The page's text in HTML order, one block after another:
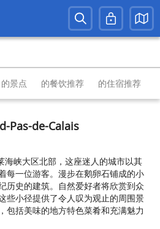
的景点 的餐饮推荐 的住宿推荐
Pas-de-Calais
峡大区北部，这座迷人的城市以其
每一位游客。漫步在鹅卵石铺成的小
历史的建筑。自然爱好者将欣赏到众
些小径提供了令人叹为观止的周围景
包括美味的地方特色菜肴和充满魅力